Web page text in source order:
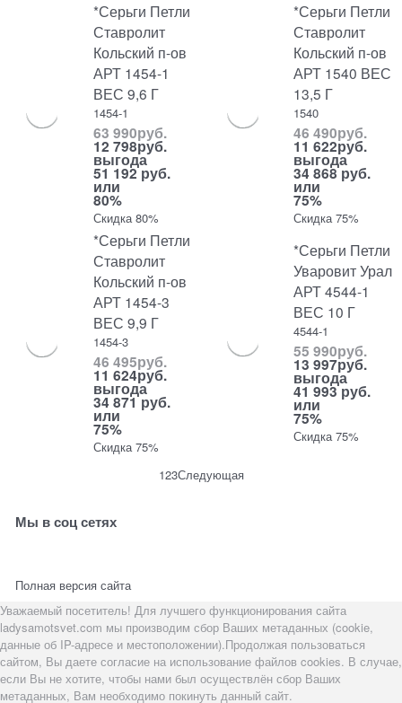
*Серьги Петли
Ставролит
Кольский п-ов
АРТ 1454-1
ВЕС 9,6 Г
1454-1
63 990руб.
12 798руб.
выгода
51 192 руб.
или
80%
Скидка 80%
*Серьги Петли
Ставролит
Кольский п-ов
АРТ 1540 ВЕС
13,5 Г
1540
46 490руб.
11 622руб.
выгода
34 868 руб.
или
75%
Скидка 75%
*Серьги Петли
Ставролит
Кольский п-ов
АРТ 1454-3
ВЕС 9,9 Г
1454-3
46 495руб.
11 624руб.
выгода
34 871 руб.
или
75%
Скидка 75%
*Серьги Петли
Уваровит Урал
АРТ 4544-1
ВЕС 10 Г
4544-1
55 990руб.
13 997руб.
выгода
41 993 руб.
или
75%
Скидка 75%
123Следующая
Мы в соц сетях
Полная версия сайта
Уважаемый посетитель! Для лучшего функционирования сайта
ladysamotsvet.com мы производим сбор Ваших метаданных (cookie,
данные об IP-адресе и местоположении).Продолжая пользоваться
сайтом, Вы даете согласие на использование файлов cookies. В случае,
если Вы не хотите, чтобы нами был осуществлён сбор Ваших
метаданных, Вам необходимо покинуть данный сайт.